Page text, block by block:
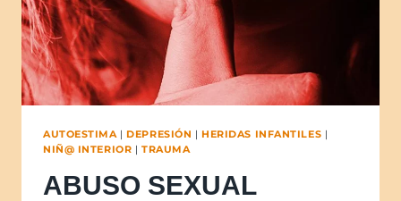
AUTOESTIMA |DEPRESIÓN |HERIDAS INFANTILES |
NIÑ@ INTERIOR | TRAUMA
ABUSO SEXUAL